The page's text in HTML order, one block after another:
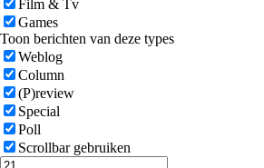
Film & Tv
Games
Toon berichten van deze types
Weblog
Column
(P)review
Special
Poll
Scrollbar gebruiken